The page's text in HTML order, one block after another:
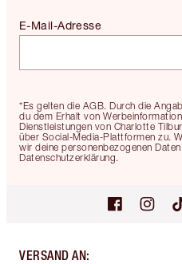
*Es gelten die AGB. Durch die
du dem Erhalt von
Dienstleistungen von Charlotte
über Social-Media-Plattformen zu.
wir deine personenbezogenen
Datenschutzerklärung.
E-Mail-Adresse
VERSAND AN: